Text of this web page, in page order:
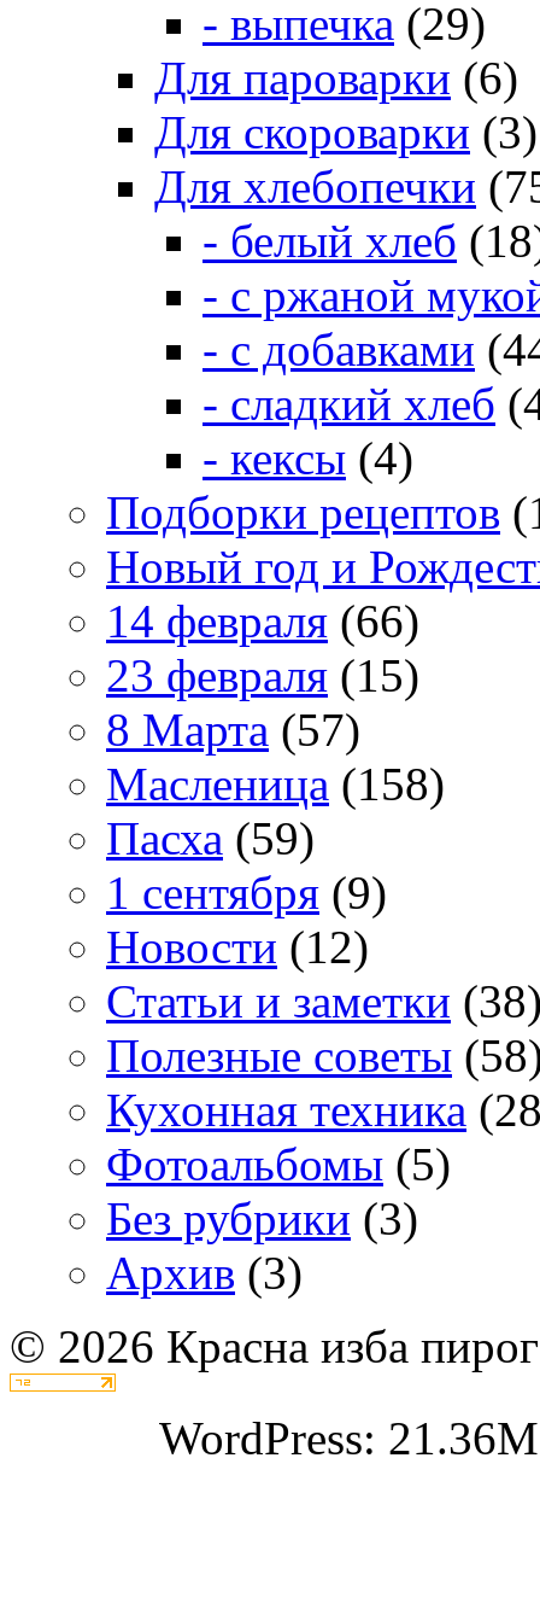
- выпечка (29)
Для пароварки (6)
Для скороварки (3)
Для хлебопечки
- белый хлеб
- с ржаной
- с добавками
- сладкий хлеб
- кексы (4)
Подборки рецептов
Новый год и
14 февраля (66)
23 февраля (15)
8 Марта (57)
Масленица (158)
Пасха (59)
1 сентября (9)
Новости (12)
Статьи и заметки
Полезные советы
Кухонная техника
Фотоальбомы (5)
Без рубрики (3)
Архив (3)
© 2026 Красна изба
WordPress: